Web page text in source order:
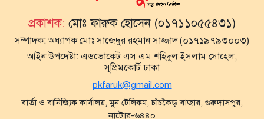
প্রকাশক: মোঃ ফারুক হোসেন (০১৭১১০৫৫৪৩১)
সম্পাদক:অধ্যাপক মোঃ সাজেদুর রহমান সাজ্জাদ (০১৭১৯৭৯৩০০৩)
আইন উপদেষ্টা: এডভোকেট এস এম শহিদুল ইসলাম সোহেল,
সুপ্রিমকোর্ট ঢাকা
pkfaruk@gmail.com
বার্তা ও বানিজ্যিক কার্যালয়, মুন টেলিকম, চাঁচকৈড় বাজার, গুরুদাসপুর,
নাটোর-৬৪৪০